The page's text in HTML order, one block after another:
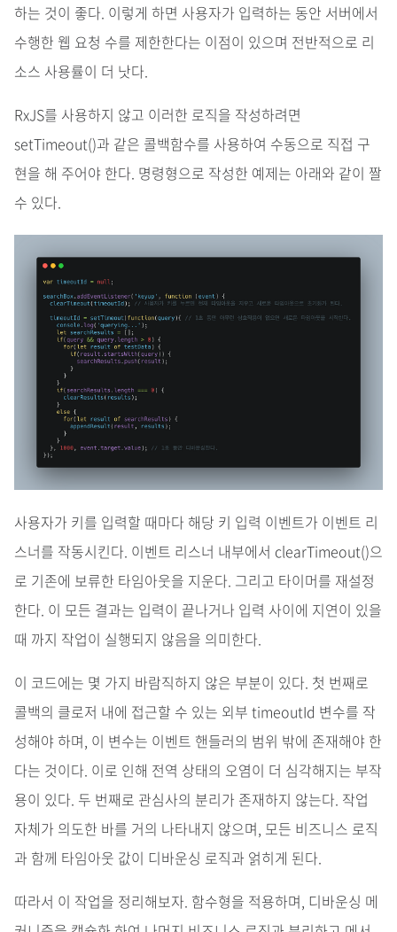
하는 것이 좋다. 이렇게 하면 사용자가 입력하는 동안 서버에서
수행한 웹 요청 수를 제한한다는 이점이 있으며 전반적으로 리
소스 사용률이 더 낫다.
RxJS를 사용하지 않고 이러한 로직을 작성하려면
setTimeout()과 같은 콜백함수를 사용하여 수동으로 직접 구
현을 해 주어야 한다. 명령형으로 작성한 예제는 아래와 같이 짤
수 있다.
사용자가 키를 입력할 때마다 해당 키 입력 이벤트가 이벤트 리
스너를 작동시킨다. 이벤트 리스너 내부에서 clearTimeout()으
로 기존에 보류한 타임아웃을 지운다. 그리고 타이머를 재설정
한다. 이 모든 결과는 입력이 끝나거나 입력 사이에 지연이 있을
때 까지 작업이 실행되지 않음을 의미한다.
이 코드에는 몇 가지 바람직하지 않은 부분이 있다. 첫 번째로
콜백의 클로저 내에 접근할 수 있는 외부 timeoutId 변수를 작
성해야 하며, 이 변수는 이벤트 핸들러의 범위 밖에 존재해야 한
다는 것이다. 이로 인해 전역 상태의 오염이 더 심각해지는 부작
용이 있다. 두 번째로 관심사의 분리가 존재하지 않는다. 작업
자체가 의도한 바를 거의 나타내지 않으며, 모든 비즈니스 로직
과 함께 타임아웃 값이 디바운싱 로직과 얽히게 된다.
따라서 이 작업을 정리해보자. 함수형을 적용하며, 디바운싱 메